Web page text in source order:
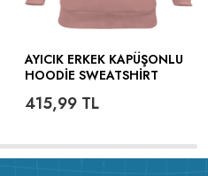
AYICIK ERKEK KAPÜŞONLU
HOODIE SWEATSHIRT
415,99TL